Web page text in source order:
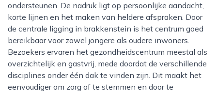
ondersteunen. De nadruk ligt op persoonlijke aandacht,
korte lijnen en het maken van heldere afspraken. Door
de centrale ligging in brakkenstein is het centrum goed
bereikbaar voor zowel jongere als oudere inwoners.
Bezoekers ervaren het gezondheidscentrum meestal als
overzichtelijk en gastvrij, mede doordat de verschillende
disciplines onder één dak te vinden zijn. Dit maakt het
eenvoudiger om zorg af te stemmen en door te